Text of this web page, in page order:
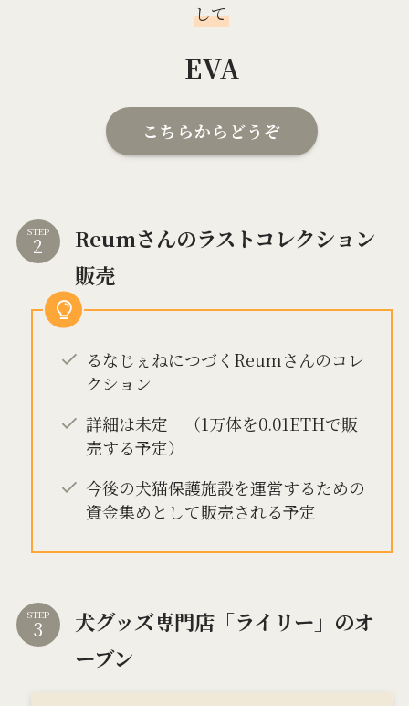
して
EVA
こちらからどうぞ
STEP
Reumさんのラストコレクション
販売
るなじぇねにつづくReumさんのコレ
クション
詳細は未定 （1万体を0.01ETHで販
売する予定）
今後の犬猫保護施設を運営するための
資金集めとして販売される予定
STEP
犬グッズ専門店「ライリー」のオ
ーブン